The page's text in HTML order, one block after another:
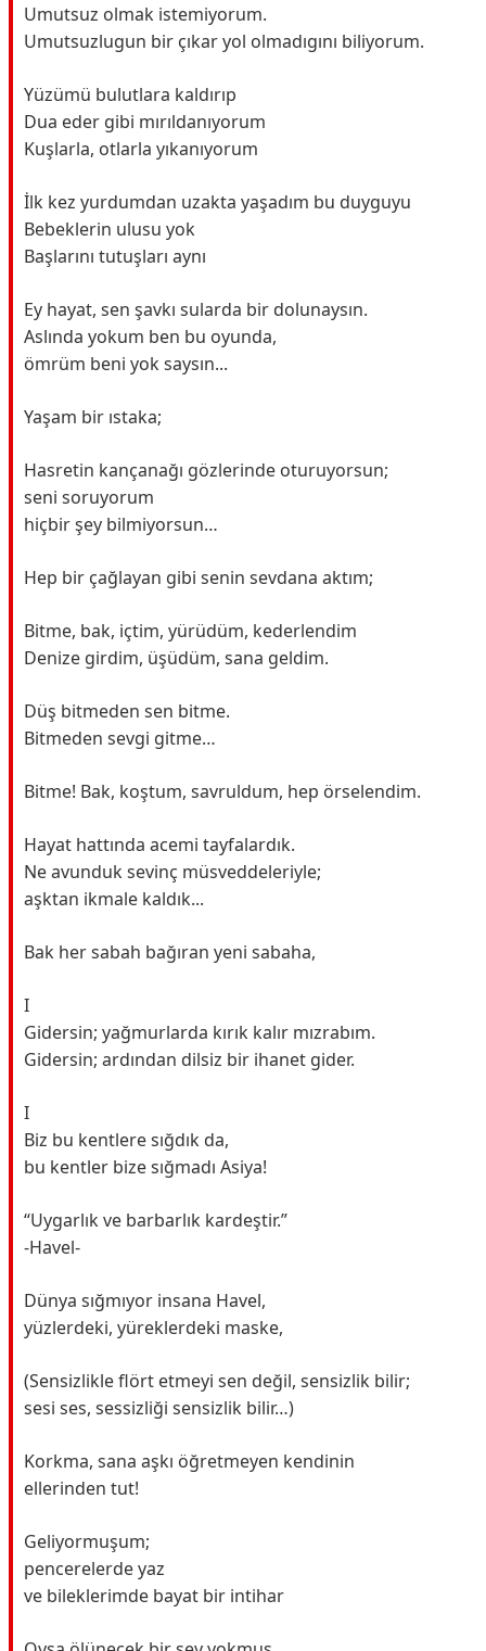
Umutsuz olmak istemiyorum.
Umutsuzlugun bir çıkar yol olmadıgını biliyorum.
Yüzümü bulutlara kaldırıp
Dua eder gibi mırıldanıyorum
Kuşlarla, otlarla yıkanıyorum
İlk kez yurdumdan uzakta yaşadım bu duyguyu
Bebeklerin ulusu yok
Başlarını tutuşları aynı
Ey hayat, sen şavkı sularda bir dolunaysın.
Aslında yokum ben bu oyunda,
ömrüm beni yok saysın...
Yaşam bir ıstaka;
Hasretin kançanağı gözlerinde oturuyorsun;
seni soruyorum
hiçbir şey bilmiyorsun…
Hep bir çağlayan gibi senin sevdana aktım;
Bitme, bak, içtim, yürüdüm, kederlendim
Denize girdim, üşüdüm, sana geldim.
Düş bitmeden sen bitme.
Bitmeden sevgi gitme…
Bitme! Bak, koştum, savruldum, hep örselendim.
Hayat hattında acemi tayfalardık.
Ne avunduk sevinç müsveddeleriyle;
aşktan ikmale kaldık...
Bak her sabah bağıran yeni sabaha,
I
Gidersin; yağmurlarda kırık kalır mızrabım.
Gidersin; ardından dilsiz bir ihanet gider.
I
Biz bu kentlere sığdık da,
bu kentler bize sığmadı Asiya!
“Uygarlık ve barbarlık kardeştir.”
-Havel-
Dünya sığmıyor insana Havel,
yüzlerdeki, yüreklerdeki maske,
(Sensizlikle flört etmeyi sen değil, sensizlik bilir;
sesi ses, sessizliği sensizlik bilir…)
Korkma, sana aşkı öğretmeyen kendinin
ellerinden tut!
Geliyormuşum;
pencerelerde yaz
ve bileklerimde bayat bir intihar